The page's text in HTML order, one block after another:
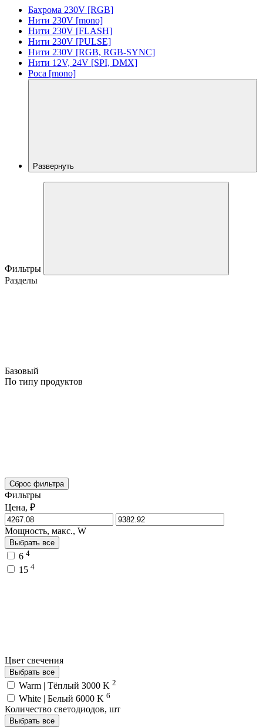
Бахрома 230V [RGB]
Нити 230V [mono]
Нити 230V [FLASH]
Нити 230V [PULSE]
Нити 230V [RGB, RGB-SYNC]
Нити 12V, 24V [SPI, DMX]
Роса [mono]
Развернуть
Фильтры
Разделы
Базовый
По типу продуктов
Сброс фильтра
Фильтры
Цена, ₽
Мощность, макс., W
Выбрать все
6 4
15 4
Цвет свечения
Выбрать все
Warm | Тёплый 3000 K 2
White | Белый 6000 K 6
Количество светодиодов, шт
Выбрать все